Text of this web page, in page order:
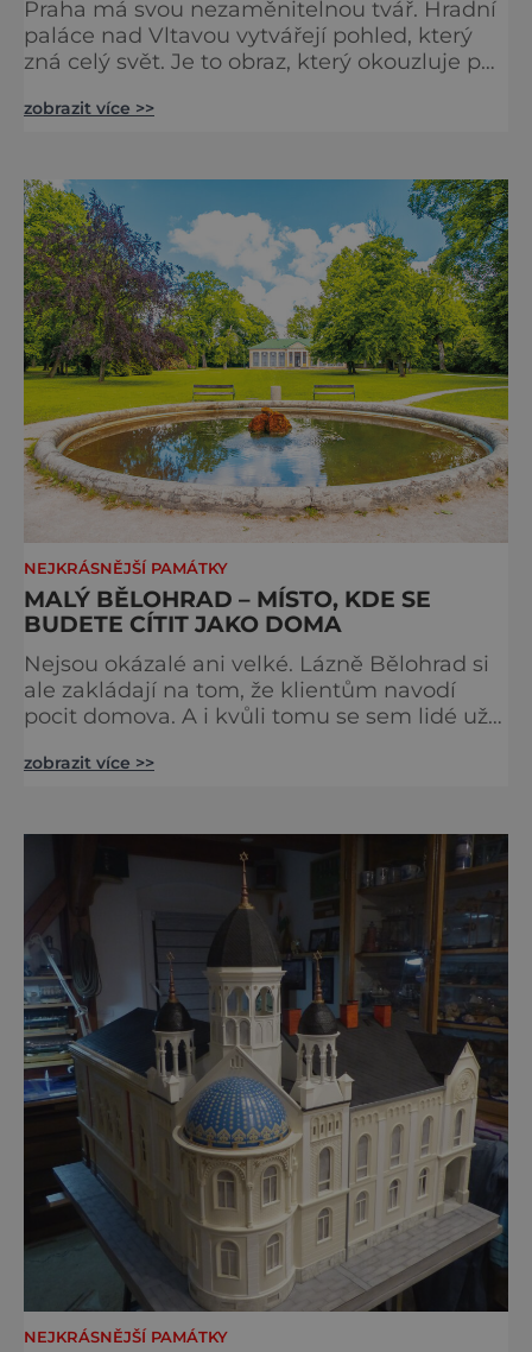
Praha má svou nezaměnitelnou tvář. Hradní
paláce nad Vltavou vytvářejí pohled, který
zná celý svět. Je to obraz, který okouzluje po
jediný Čech, který by ho neznal. Pražský hrad
metropole, má ho na seznamu mí
zobrazit více >>
NEJKRÁSNĚJŠÍ PAMÁTKY
MALÝ BĚLOHRAD – MÍSTO, KDE SE
BUDETE CÍTIT JAKO DOMA
Nejsou okázalé ani velké. Lázně Bělohrad si
ale zakládají na tom, že klientům navodí
pocit domova. A i kvůli tomu se sem lidé už
lázeňské koncerty ani velkolepé akce.
nevšimne, ani se jí kolonáda vlastně neříká.
zobrazit více >>
NEJKRÁSNĚJŠÍ PAMÁTKY